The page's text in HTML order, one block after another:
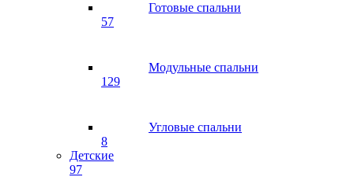
Готовые спальни
57
Модульные спальни
129
Угловые спальни
8
Детские
97